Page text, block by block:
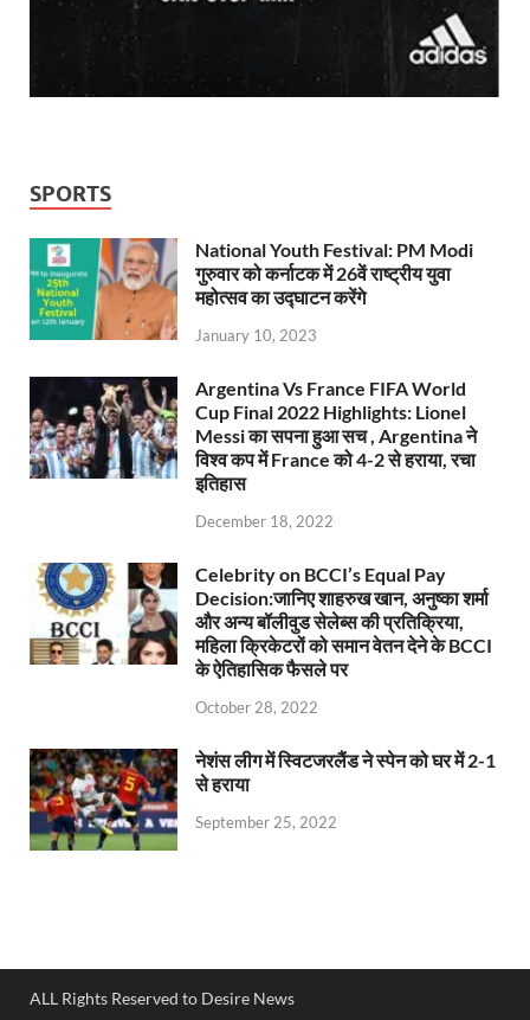
SPORTS
National Youth Festival: PM Modi
गुरुवार को कर्नाटक में 26वें राष्ट्रीय युवा
महोत्सव का उद्घाटन करेंगे
January 10, 2023
Argentina Vs France FIFA World
Cup Final 2022 Highlights: Lionel
Messi का सपना हुआ सच , Argentina ने
विश्व कप में France को 4-2 से हराया, रचा
इतिहास
December 18, 2022
Celebrity on BCCI’s Equal Pay
Decision:जानिए शाहरुख खान, अनुष्का शर्मा
और अन्य बॉलीवुड सेलेब्स की प्रतिक्रिया,
महिला क्रिकेटरों को समान वेतन देने के BCCI
के ऐतिहासिक फैसले पर
October 28, 2022
नेशंस लीग में स्विटजरलैंड ने स्पेन को घर में 2-1
से हराया
September 25, 2022
ALL Rights Reserved to Desire News